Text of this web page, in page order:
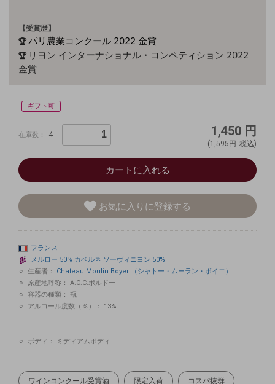
【受賞歴】
🏆 パリ農業コンクール 2022 金賞
🏆 リヨン インターナショナル・コンペティション 2022
金賞
ギフト可
在庫数： 4 1,450 円
(1,595円 税込)
カートに入れる
お気に入りに登録する
フランス
メルロー 50% カベルネ ソーヴィニヨン 50%
生産者：
Chateau Moulin Boyer （シャトー・ムーラン・ボイエ）
原産地呼称：
A.O.C.ボルドー
容器の種類：
瓶
アルコール度数（％）：
13%
ボディ： ミディアムボディ
ワインコンクール受賞酒 限定入荷 コスパ抜群